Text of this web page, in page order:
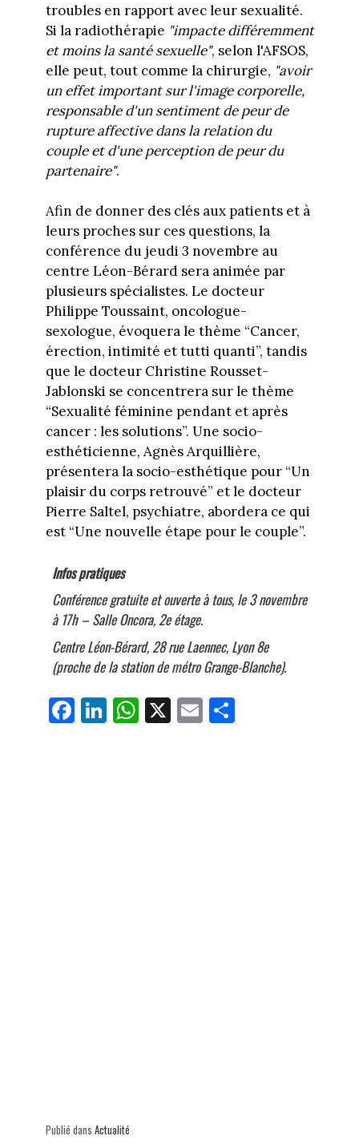
troubles en rapport avec leur sexualité.
Si la radiothérapie "impacte différemment
et moins la santé sexuelle", selon l'AFSOS,
elle peut, tout comme la chirurgie, "avoir
un effet important sur l'image corporelle,
responsable d'un sentiment de peur de
rupture affective dans la relation du
couple et d'une perception de peur du
partenaire".
Afin de donner des clés aux patients et à
leurs proches sur ces questions, la
conférence du jeudi 3 novembre au
centre Léon-Bérard sera animée par
plusieurs spécialistes. Le docteur
Philippe Toussaint, oncologue-
sexologue, évoquera le thème “Cancer,
érection, intimité et tutti quanti”, tandis
que le docteur Christine Rousset-
Jablonski se concentrera sur le thème
“Sexualité féminine pendant et après
cancer : les solutions”. Une socio-
esthéticienne, Agnès Arquillière,
présentera la socio-esthétique pour “Un
plaisir du corps retrouvé” et le docteur
Pierre Saltel, psychiatre, abordera ce qui
est “Une nouvelle étape pour le couple”.
Infos pratiques
Conférence gratuite et ouverte à tous, le 3 novembre
à 17h – Salle Oncora, 2e étage.
Centre Léon-Bérard, 28 rue Laennec, Lyon 8e
(proche de la station de métro Grange-Blanche).
Fa
ce
Li
nk
W
ha
X E
m
Pa
Publié dans Actualité